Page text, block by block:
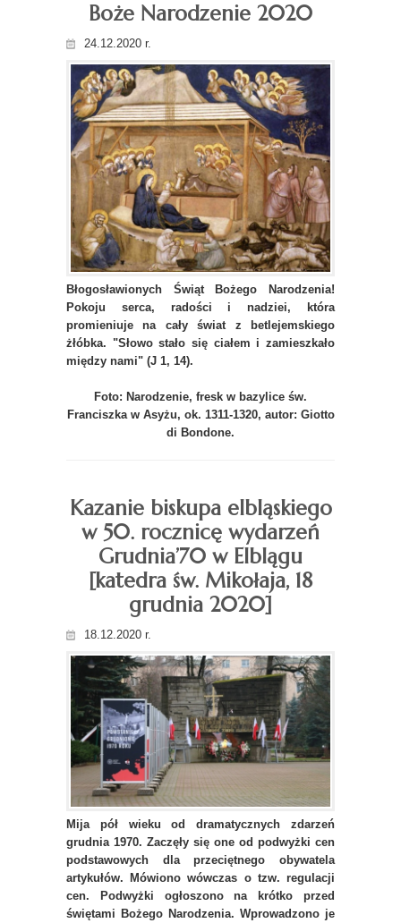
Boże Narodzenie 2020
24.12.2020 r.
Błogosławionych Świąt Bożego Narodzenia!
Pokoju serca, radości i nadziei, która
promieniuje na cały świat z betlejemskiego
żłóbka. "Słowo stało się ciałem i zamieszkało
między nami" (J 1, 14).
Foto: Narodzenie, fresk w bazylice św.
Franciszka w Asyżu, ok. 1311-1320, autor: Giotto
di Bondone.
Kazanie biskupa elbląskiego
w 50. rocznicę wydarzeń
Grudnia’70 w Elblągu
[katedra św. Mikołaja, 18
grudnia 2020]
18.12.2020 r.
Mija pół wieku od dramatycznych zdarzeń
grudnia 1970. Zaczęły się one od podwyżki cen
podstawowych dla przeciętnego obywatela
artykułów. Mówiono wówczas o tzw. regulacji
cen. Podwyżki ogłoszono na krótko przed
świętami Bożego Narodzenia. Wprowadzono je